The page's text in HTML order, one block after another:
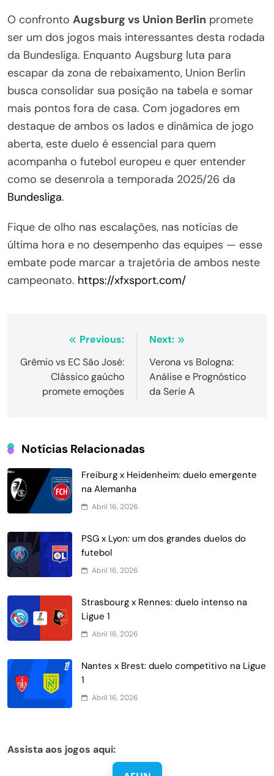
O confronto Augsburg vs Union Berlin promete
ser um dos jogos mais interessantes desta rodada
da Bundesliga. Enquanto Augsburg luta para
escapar da zona de rebaixamento, Union Berlin
busca consolidar sua posição na tabela e somar
mais pontos fora de casa. Com jogadores em
destaque de ambos os lados e dinâmica de jogo
aberta, este duelo é essencial para quem
acompanha o futebol europeu e quer entender
como se desenrola a temporada 2025/26 da
Bundesliga.
Fique de olho nas escalações, nas notícias de
última hora e no desempenho das equipes — esse
embate pode marcar a trajetória de ambos neste
campeonato. https://xfxsport.com/
Navegação
de
Post
Previous:
Grêmio vs EC São José:
Clássico gaúcho
promete emoções
Next:
Verona vs Bologna:
Análise e Prognóstico
da Serie A
Notícias Relacionadas
Freiburg x Heidenheim: duelo emergente
na Alemanha
Abril 16, 2026
PSG x Lyon: um dos grandes duelos do
futebol
Abril 16, 2026
Strasbourg x Rennes: duelo intenso na
Ligue 1
Abril 16, 2026
Nantes x Brest: duelo competitivo na Ligue
1
Abril 16, 2026
Assista aos jogos aqui: